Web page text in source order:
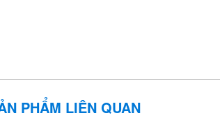
PHẨM LIÊN QUAN